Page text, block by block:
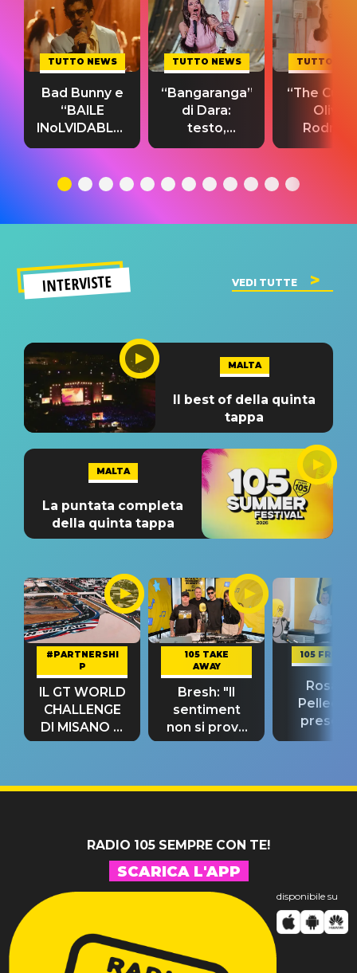
TUTTO NEWS
Bad Bunny e
“BAILE
INoLVIDABLE”:
testo,
significato
TUTTO NEWS
“Bangaranga”
di Dara:
testo,
traduzione e
del singolo
TUTTO
“The
Olivia
testo,
INTERVISTE VEDI TUTTE
MALTA
Il best of della quinta
tappa
MALTA
La puntata completa
della quinta tappa
#PARTNERSHI
P
IL GT WORLD
CHALLENGE
DI MISANO si
riconferma
105 TAKE
AWAY
Bresh: "Il
sentiment
non si prova
fino alla notte
105
Rosario
“Così
RADIO 105 SEMPRE CON TE!
SCARICA L'APP
disponibile su